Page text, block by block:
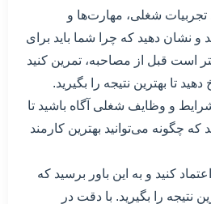
تجربیات شغلی، مهارت‌ها و
و نشان دهید که چرا شما باید برای
است قبل از مصاحبه، تمرین کنید
تا بهترین نتیجه را بگیرید.
و وظایف شغلی آگاه باشید تا
که چگونه می‌توانید بهترین کارمند
کنید و به این باور برسید که
نتیجه را بگیرید. با دقت در